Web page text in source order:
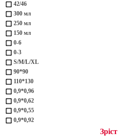
42/46
300 мл
250 мл
150 мл
0-6
0-3
S/M/L/XL
90*90
110*130
0,9*0,96
0,9*0,62
0,9*0,55
0,9*0,92
Зріст